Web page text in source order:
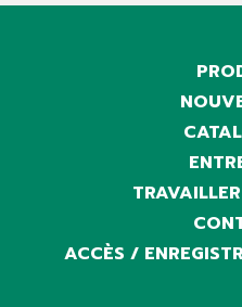
ACCÈS /